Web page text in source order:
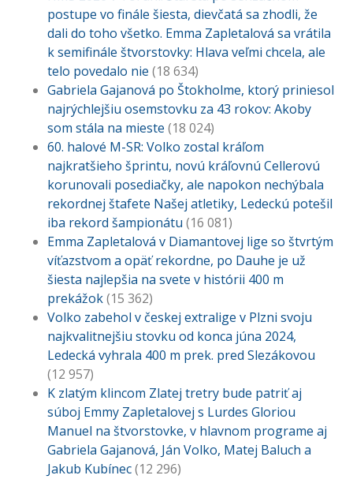
postupe vo finále šiesta, dievčatá sa zhodli, že
dali do toho všetko. Emma Zapletalová sa vrátila
k semifinále štvorstovky: Hlava veľmi chcela, ale
telo povedalo nie (18 634)
Gabriela Gajanová po Štokholme, ktorý priniesol
najrýchlejšiu osemstovku za 43 rokov: Akoby
som stála na mieste (18 024)
60. halové M-SR: Volko zostal kráľom
najkratšieho šprintu, novú kráľovnú Cellerovú
korunovali posediačky, ale napokon nechýbala
rekordnej štafete Našej atletiky, Ledeckú potešil
iba rekord šampionátu (16 081)
Emma Zapletalová v Diamantovej lige so štvrtým
víťazstvom a opäť rekordne, po Dauhe je už
šiesta najlepšia na svete v histórii 400 m
prekážok(15 362)
Volko zabehol v českej extralige v Plzni svoju
najkvalitnejšiu stovku od konca júna 2024,
Ledecká vyhrala 400 m prek. pred Slezákovou
(12 957)
K zlatým klincom Zlatej tretry bude patriť aj
súboj Emmy Zapletalovej s Lurdes Gloriou
Manuel na štvorstovke, v hlavnom programe aj
Gabriela Gajanová, Ján Volko, Matej Baluch a
Jakub Kubínec(12 296)